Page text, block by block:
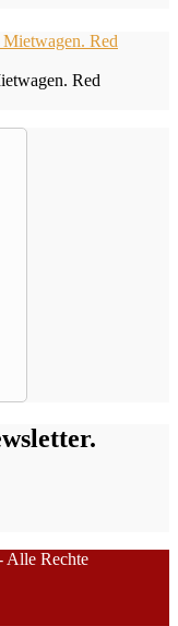
Red
Alle Rechte